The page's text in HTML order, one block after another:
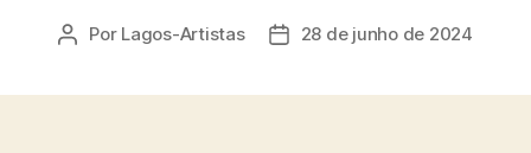
Autor
Por Lagos-Artistas
Data28 de junho de 2024